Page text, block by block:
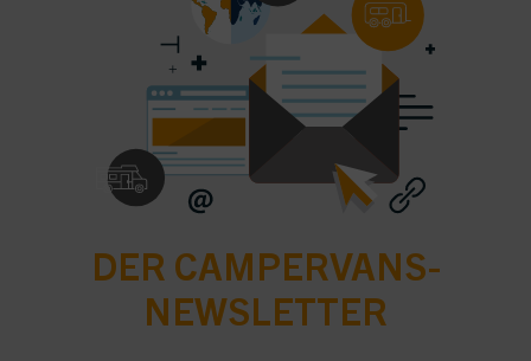
DER CAMPERVANS-
NEWSLETTER